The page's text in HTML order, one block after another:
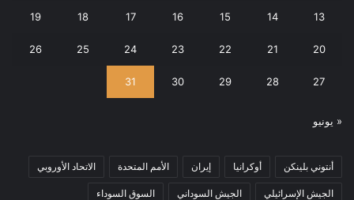
13
14
15
16
17
18
19
20
21
22
23
24
25
26
27
28
29
30
31
« يونيو
أنتوني بلينكن أوكرانيا إيران الأمم المتحدة الاتحاد الأوروبي
الجيش الإسرائيلي الجيش السوداني السوق السوداء